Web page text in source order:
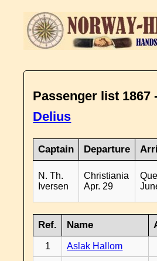
Passenger list 1867
Delius
Captain Departure
N. Th.
Iversen
Christiania
Apr. 29
Ref. Name
1 Aslak Hallom